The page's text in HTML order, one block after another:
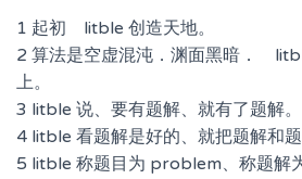
1 起初 litble 创造天地。
2 算法是空虚混沌．渊面黑暗．
上。
3 litble 说、要有题解、就有了题解。
4 litble 看题解是好的、就把题解和题
5 litble 称题目为 problem、称题解